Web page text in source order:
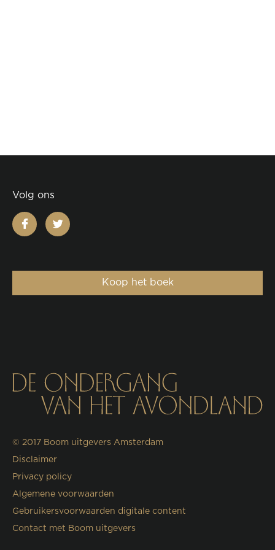
Volg ons
facebooktwitter
Koop het boek
© 2017 Boom uitgevers Amsterdam
Disclaimer
Privacy policy
Algemene voorwaarden
Gebruikersvoorwaarden digitale content
Contact met Boom uitgevers